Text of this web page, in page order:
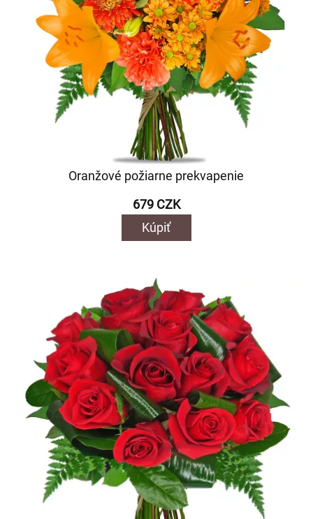
Oranžové požiarne prekvapenie
679 CZK
Kúpiť